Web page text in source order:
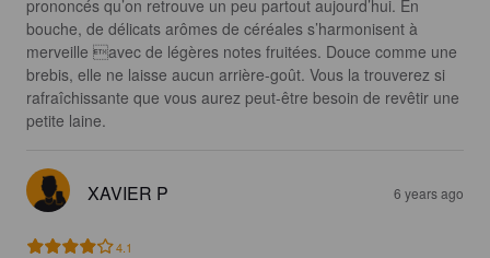
prononcés qu’on retrouve un peu partout aujourd’hui. En
bouche, de délicats arômes de céréales s’harmonisent à
merveille avec de légères notes fruitées. Douce comme une
brebis, elle ne laisse aucun arrière-goût. Vous la trouverez si
rafraîchissante que vous aurez peut-être besoin de revêtir une
petite laine.
XAVIER P 6 years ago
4.1